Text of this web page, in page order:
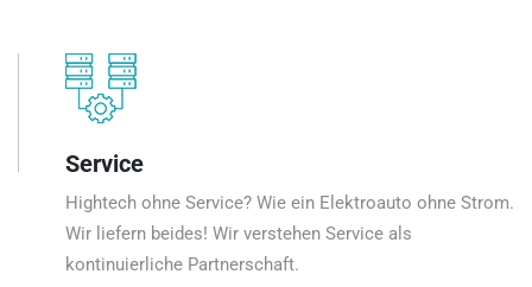
Service
Hightech ohne Service? Wie ein Elektroauto ohne Strom.
Wir liefern beides! Wir verstehen Service als
kontinuierliche Partnerschaft.